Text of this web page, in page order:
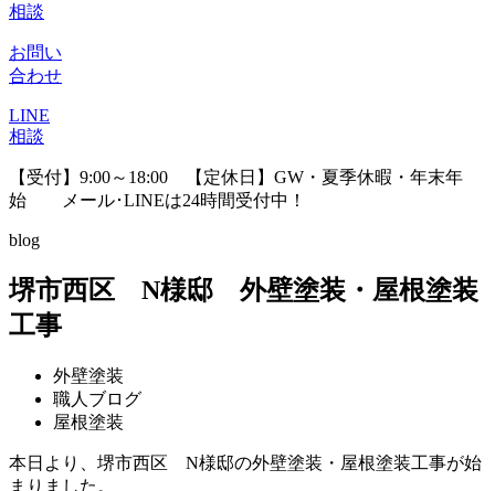
相談
お問い
合わせ
LINE
相談
【受付】9:00～18:00 【定休日】GW・夏季休暇・年末年
始 メール･LINEは24時間受付中！
blog
堺市西区 N様邸 外壁塗装・屋根塗装
工事
外壁塗装
職人ブログ
屋根塗装
本日より、堺市西区 N様邸の外壁塗装・屋根塗装工事が始
まりました。